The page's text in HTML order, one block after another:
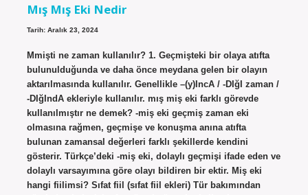
Mış Mış Eki Nedir
Tarih: Aralık 23, 2024
Mmişti ne zaman kullanılır? 1. Geçmişteki bir olaya atıfta
bulunulduğunda ve daha önce meydana gelen bir olayın
aktarılmasında kullanılır. Genellikle –(y)IncA / -DIğI zaman /
-DIğIndA ekleriyle kullanılır. mış miş eki farklı görevde
kullanılmıştır ne demek? -miş eki geçmiş zaman eki
olmasına rağmen, geçmişe ve konuşma anına atıfta
bulunan zamansal değerleri farklı şekillerde kendini
gösterir. Türkçe’deki -miş eki, dolaylı geçmişi ifade eden ve
dolaylı varsayımına göre olayı bildiren bir ektir. Miş eki
hangi fiilimsi? Sıfat fiil (sıfat fiil ekleri) Tür bakımından